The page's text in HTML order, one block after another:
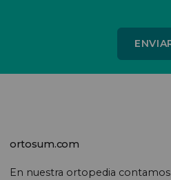
ortosum.com
En nuestra ortopedia